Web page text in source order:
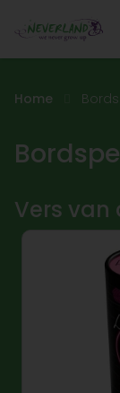
Home
Vers van